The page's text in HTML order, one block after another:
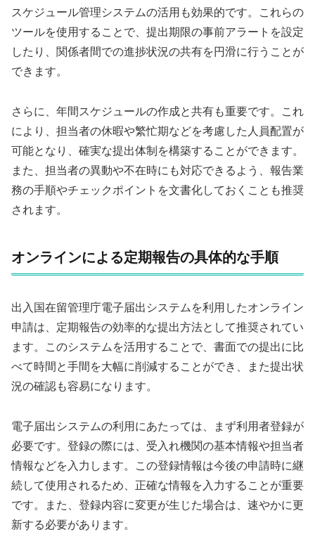
スケジュール管理システムの活用も効果的です。これらの
ツールを使用することで、提出期限の事前アラートを設定
したり、関係者間での進捗状況の共有を円滑に行うことが
できます。
さらに、年間スケジュールの作成と共有も重要です。これ
により、担当者の休暇や繁忙期などを考慮した人員配置が
可能となり、確実な提出体制を構築することができます。
また、担当者の異動や不在時にも対応できるよう、報告業
務の手順やチェックポイントを文書化しておくことも推奨
されます。
オンラインによる定期報告の具体的な手順
出入国在留管理庁電子届出システムを利用したオンライン
申請は、定期報告の効率的な提出方法として推奨されてい
ます。このシステムを活用することで、書面での提出に比
べて時間と手間を大幅に削減することができ、また提出状
況の確認も容易になります。
電子届出システムの利用にあたっては、まず利用者登録が
必要です。登録の際には、受入れ機関の基本情報や担当者
情報などを入力します。この登録情報は今後の申請時に継
続して使用されるため、正確な情報を入力することが重要
です。また、登録内容に変更が生じた場合は、速やかに更
新する必要があります。